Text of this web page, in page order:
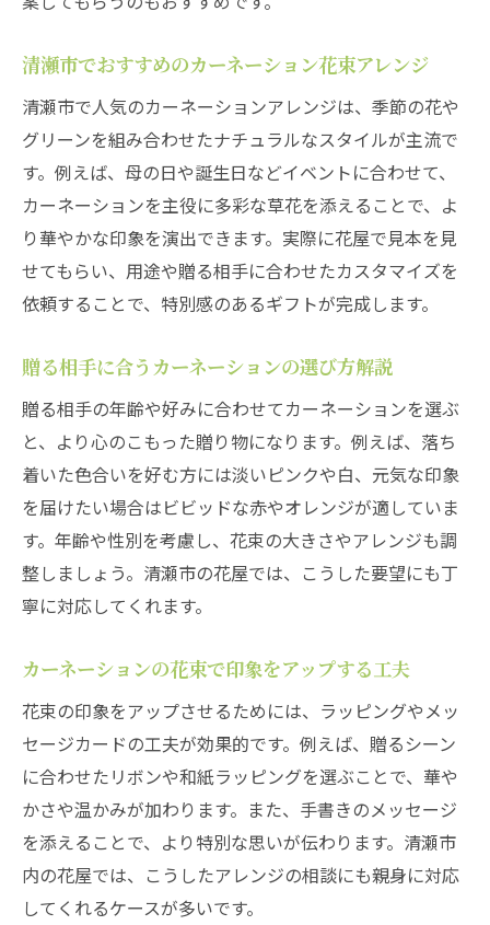
清瀬市でおすすめのカーネーション花束アレンジ
清瀬市で人気のカーネーションアレンジは、季節の花や
グリーンを組み合わせたナチュラルなスタイルが主流で
す。例えば、母の日や誕生日などイベントに合わせて、
カーネーションを主役に多彩な草花を添えることで、よ
り華やかな印象を演出できます。実際に花屋で見本を見
せてもらい、用途や贈る相手に合わせたカスタマイズを
依頼することで、特別感のあるギフトが完成します。
贈る相手に合うカーネーションの選び方解説
贈る相手の年齢や好みに合わせてカーネーションを選ぶ
と、より心のこもった贈り物になります。例えば、落ち
着いた色合いを好む方には淡いピンクや白、元気な印象
を届けたい場合はビビッドな赤やオレンジが適していま
す。年齢や性別を考慮し、花束の大きさやアレンジも調
整しましょう。清瀬市の花屋では、こうした要望にも丁
寧に対応してくれます。
カーネーションの花束で印象をアップする工夫
花束の印象をアップさせるためには、ラッピングやメッ
セージカードの工夫が効果的です。例えば、贈るシーン
に合わせたリボンや和紙ラッピングを選ぶことで、華や
かさや温かみが加わります。また、手書きのメッセージ
を添えることで、より特別な思いが伝わります。清瀬市
内の花屋では、こうしたアレンジの相談にも親身に対応
してくれるケースが多いです。